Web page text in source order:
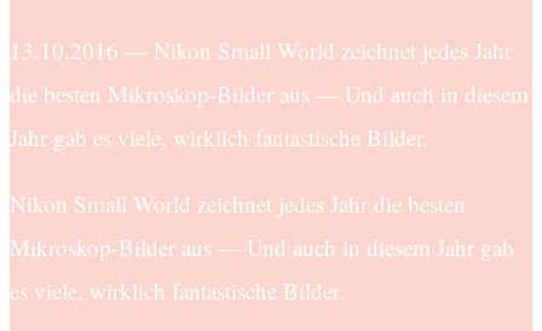
13.10.2016 — Nikon Small World zeichnet jedes Jahr
die besten Mikroskop-Bilder aus — Und auch in diesem
Jahr gab es viele, wirklich fantastische Bilder.
Nikon Small World zeichnet jedes Jahr die besten
Mikroskop-Bilder aus — Und auch in diesem Jahr gab
es viele, wirklich fantastische Bilder.